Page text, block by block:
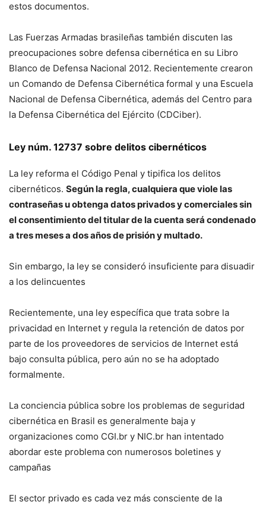
estos documentos.
Las Fuerzas Armadas brasileñas también discuten las
preocupaciones sobre defensa cibernética en su Libro
Blanco de Defensa Nacional 2012. Recientemente crearon
un Comando de Defensa Cibernética formal y una Escuela
Nacional de Defensa Cibernética, además del Centro para
la Defensa Cibernética del Ejército (CDCiber).
Ley núm. 12737 sobre delitos cibernéticos
La ley reforma el Código Penal y tipifica los delitos
cibernéticos. Según la regla, cualquiera que viole las
contraseñas u obtenga datos privados y comerciales sin
el consentimiento del titular de la cuenta será condenado
a tres meses a dos años de prisión y multado.
Sin embargo, la ley se consideró insuficiente para disuadir
a los delincuentes
Recientemente, una ley específica que trata sobre la
privacidad en Internet y regula la retención de datos por
parte de los proveedores de servicios de Internet está
bajo consulta pública, pero aún no se ha adoptado
formalmente.
La conciencia pública sobre los problemas de seguridad
cibernética en Brasil es generalmente baja y
organizaciones como CGI.br y NIC.br han intentado
abordar este problema con numerosos boletines y
campañas
El sector privado es cada vez más consciente de la